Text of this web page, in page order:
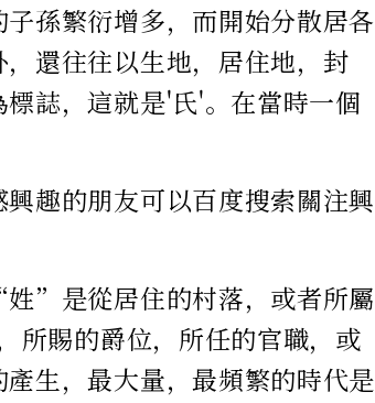
孫繁衍增多，而開始分散居各
還往往以生地，居住地，封
誌，這就是'氏'。在當時一個
趣的朋友可以百度搜索關注興
”是從居住的村落，或者所屬
所賜的爵位，所任的官職，或
生，最大量，最頻繁的時代是